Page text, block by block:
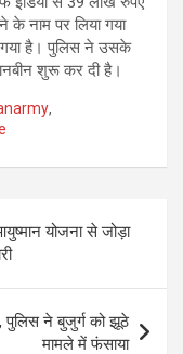
के नाम पर लिया गया
गया है। पुलिस ने उसके
शुरू कर दी है।
,
योजना से जोड़ा
पुलिस ने बुजुर्ग को झूठे
मामले में फंसाया